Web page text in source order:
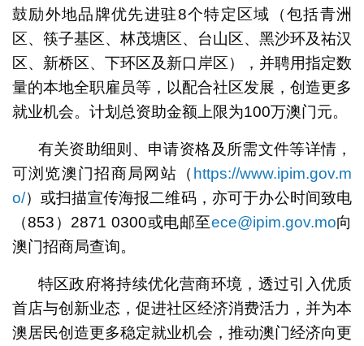
鼓励外地品牌优先进驻8个特定区域（包括青洲
区、筷子基区、林茂塘区、台山区、黑沙环及祐汉
区、新桥区、下环区及新口岸区），并聘用指定数
量的本地全职雇员等，以配合社区发展，创造更多
就业机会。计划总资助金额上限为100万澳门元。
有关资助细则、申请资格及所需文件等详情，
可浏览澳门招商局网站（ https://www.ipim.gov.m
o/）或扫描宣传海报二维码，亦可于办公时间致电
（853）2871 0300或电邮至ece@ipim.gov.mo向
澳门招商局查询。
特区政府将持续优化营商环境，透过引入优质
首店与创新业态，促进社区经济消费活力，并为本
澳居民创造更多稳定就业机会，推动澳门经济向更